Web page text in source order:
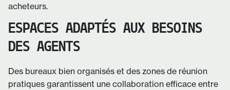
acheteurs.
ESPACES ADAPTÉS AUX BESOINS
DES AGENTS
Des bureaux bien organisés et des zones de réunion
pratiques garantissent une collaboration efficace entre